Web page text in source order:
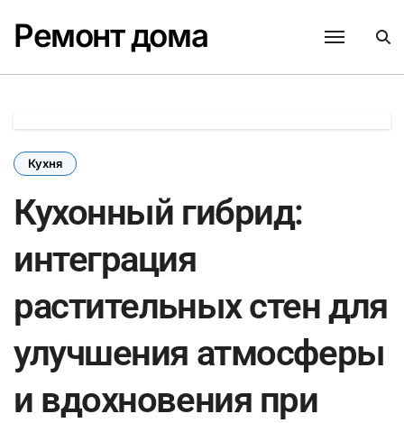
содержанию
Ремонт дома
Кухня
Кухонный гибрид:
интеграция
растительных стен для
улучшения атмосферы
и вдохновения при